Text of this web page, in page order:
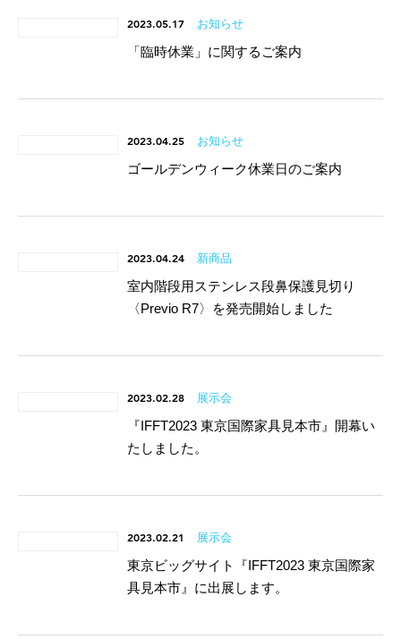
2023.05.17 お知らせ
「臨時休業」に関するご案内
2023.04.25 お知らせ
ゴールデンウィーク休業日のご案内
2023.04.24 新商品
室内階段用ステンレス段鼻保護見切り
〈Previo R7〉を発売開始しました
2023.02.28 展示会
『IFFT2023 東京国際家具見本市』開幕い
たしました。
2023.02.21 展示会
東京ビッグサイト『IFFT2023 東京国際家
具見本市』に出展します。